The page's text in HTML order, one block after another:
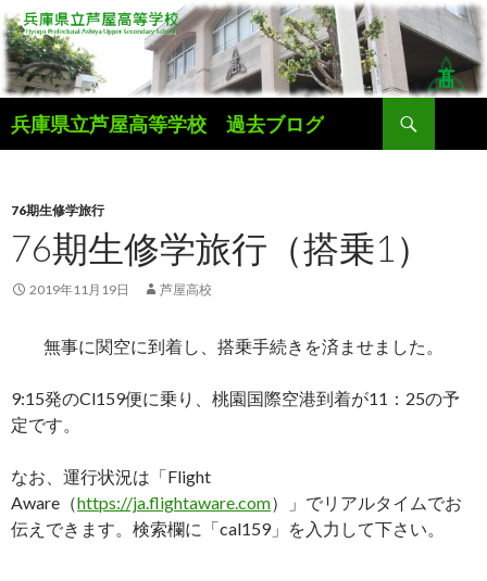
兵庫県立芦屋高等学校 過去ブログ
索
ン
ツ
へ
キ
76期生修学旅行
76期生修学旅行（搭乗1）
2019年11月19日 芦屋高校
無事に関空に到着し、搭乗手続きを済ませました。
9:15発のCl159便に乗り、桃園国際空港到着が11 ： 25の予
定です。
なお、運行状況は「Flight
Aware （https://ja.flightaware.com）」でリアルタイムでお
伝えできます。検索欄に「cal159」を入力して下さい。